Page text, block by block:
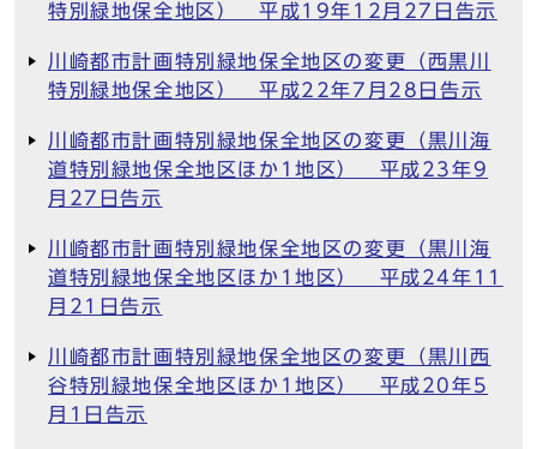
特別緑地保全地区） 平成19年12月27日告示
川崎都市計画特別緑地保全地区の変更（西黒川
特別緑地保全地区） 平成22年7月28日告示
川崎都市計画特別緑地保全地区の変更（黒川海
道特別緑地保全地区ほか1地区） 平成23年9
月27日告示
川崎都市計画特別緑地保全地区の変更（黒川海
道特別緑地保全地区ほか1地区） 平成24年11
月21日告示
川崎都市計画特別緑地保全地区の変更（黒川西
谷特別緑地保全地区ほか1地区） 平成20年5
月1日告示